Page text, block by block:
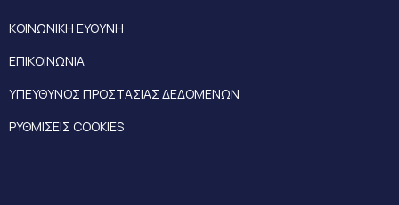
ΚΟΙΝΩΝΙΚΗ ΕΥΘΥΝΗ
ΕΠΙΚΟΙΝΩΝΙΑ
ΥΠΕΥΘΥΝΟΣ ΠΡΟΣΤΑΣΙΑΣ ΔΕΔΟΜΕΝΩΝ
ΡΥΘΜΙΣΕΙΣ COOKIES